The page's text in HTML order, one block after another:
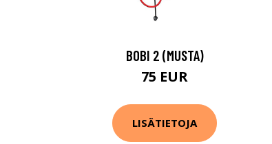
BOBI 2 (MUSTA)
75 EUR
LISÄTIETOJA